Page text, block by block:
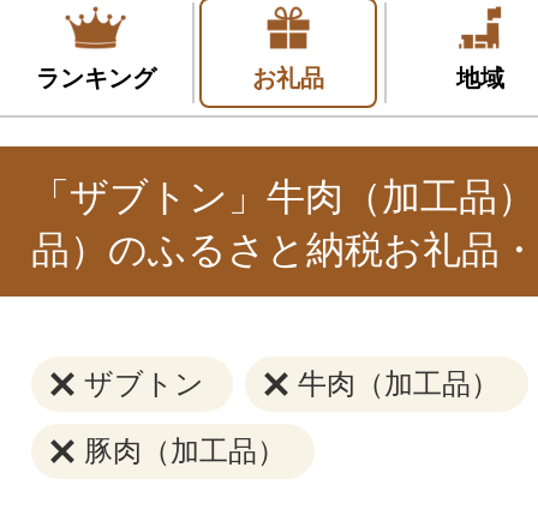
ランキング お礼品 地域
「ザブトン」牛肉（加工品
品）のふるさと納税お礼品
ザブトン 牛肉（加工品）
豚肉（加工品）